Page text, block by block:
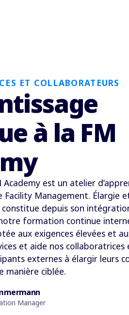
ET COLLABORATEURS
à la FM
Academy est un atelier
Management. Élargie
depuis son
formation continue
aux exigences élevées et
et aide nos
externes à élargir leurs
manière ciblée.
Manager